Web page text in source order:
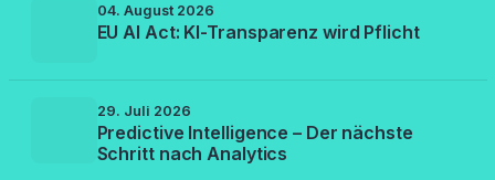
04. August 2026
EU AI Act: KI-Transparenz wird Pflicht
29. Juli 2026
Predictive Intelligence – Der nächste
Schritt nach Analytics